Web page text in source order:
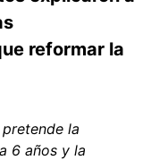
reformar la
la
6 años y la